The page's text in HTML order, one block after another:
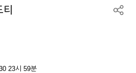
23시 59분